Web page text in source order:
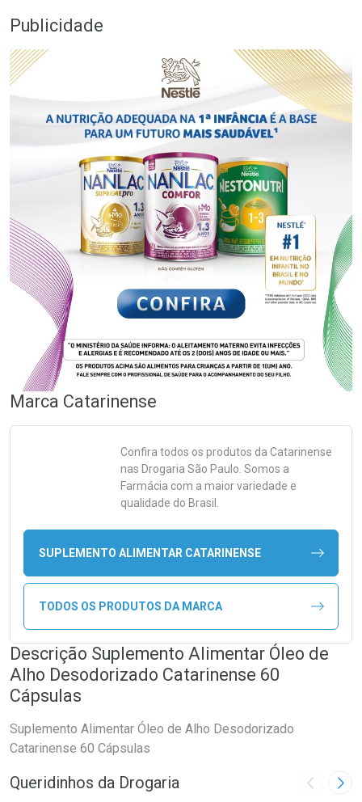
Publicidade
Marca Catarinense
Confira todos os produtos da Catarinense
nas Drogaria São Paulo. Somos a
Farmácia com a maior variedade e
qualidade do Brasil.
SUPLEMENTO ALIMENTAR CATARINENSE
TODOS OS PRODUTOS DA MARCA
Descrição Suplemento Alimentar Óleo de
Alho Desodorizado Catarinense 60
Cápsulas
Suplemento Alimentar Óleo de Alho Desodorizado
Catarinense 60 Cápsulas
Queridinhos da Drogaria Imagem